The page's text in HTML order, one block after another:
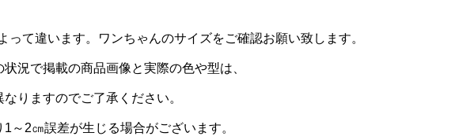
って違います。ワンちゃんのサイズをご確認お願い致します。
況で掲載の商品画像と実際の色や型は、
りますのでご了承ください。
～2㎝誤差が生じる場合がございます。